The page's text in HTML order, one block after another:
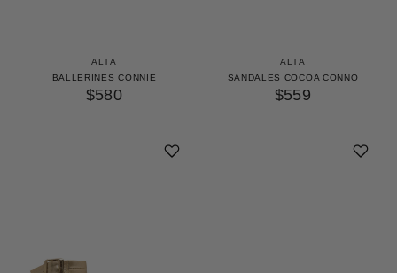
ALTA
BALLERINES CONNIE
$580
ALTA
SANDALES COCOA CONNO
$559